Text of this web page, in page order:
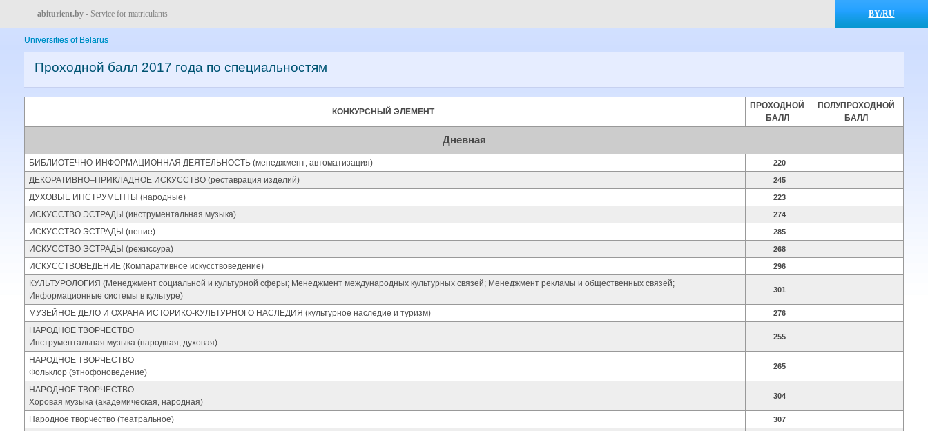
BY/RU
abiturient.by - Service for matriculants
Universities of Belarus
Проходной балл 2017 года по специальностям
КОНКУРСНЫЙ ЭЛЕМЕНТ
ПРОХОДНОЙ
БАЛЛ
ПОЛУПРОХОДНОЙ
БАЛЛ
Дневная
БИБЛИОТЕЧНО-ИНФОРМАЦИОННАЯ ДЕЯТЕЛЬНОСТЬ (менеджмент; автоматизация) 220
ДЕКОРАТИВНО–ПРИКЛАДНОЕ ИСКУССТВО (реставрация изделий) 245
ДУХОВЫЕ ИНСТРУМЕНТЫ (народные) 223
ИСКУССТВО ЭСТРАДЫ (инструментальная музыка) 274
ИСКУССТВО ЭСТРАДЫ (пение) 285
ИСКУССТВО ЭСТРАДЫ (режиссура) 268
ИСКУССТВОВЕДЕНИЕ (Компаративное искусствоведение) 296
КУЛЬТУРОЛОГИЯ (Менеджмент социальной и культурной сферы; Менеджмент международных культурных связей; Менеджмент рекламы и общественных связей;
Информационные системы в культуре)
301
МУЗЕЙНОЕ ДЕЛО И ОХРАНА ИСТОРИКО-КУЛЬТУРНОГО НАСЛЕДИЯ (культурное наследие и туризм) 276
НАРОДНОЕ ТВОРЧЕСТВО
Инструментальная музыка (народная, духовая)
255
НАРОДНОЕ ТВОРЧЕСТВО
Фольклор (этнофоноведение)
265
НАРОДНОЕ ТВОРЧЕСТВО
Хоровая музыка (академическая, народная)
304
Народное творчество (театральное) 307